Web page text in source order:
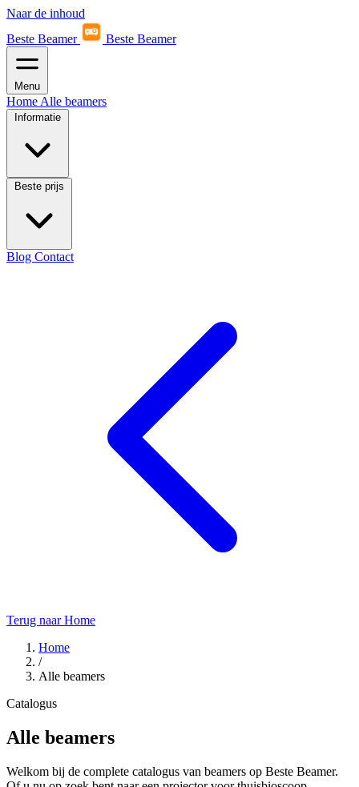
Naar de inhoud
Beste Beamer
Beste Beamer
Menu
Home Alle beamers
Informatie
Beste prijs
Blog Contact
Terug naar Home
Home
/
Alle beamers
Catalogus
Alle beamers
Welkom bij de complete catalogus van beamers op Beste Beamer.